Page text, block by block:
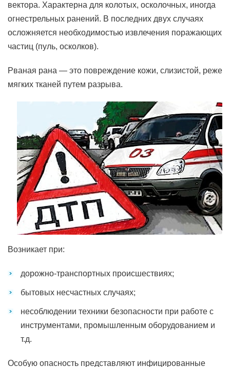
вектора. Характерна для колотых, осколочных, иногда
огнестрельных ранений. В последних двух случаях
осложняется необходимостью извлечения поражающих
частиц (пуль, осколков).
Рваная рана — это повреждение кожи, слизистой, реже
мягких тканей путем разрыва.
Возникает при:
дорожно-транспортных происшествиях;
бытовых несчастных случаях;
несоблюдении техники безопасности при работе с
инструментами, промышленным оборудованием и
т.д.
Особую опасность представляют инфицированные